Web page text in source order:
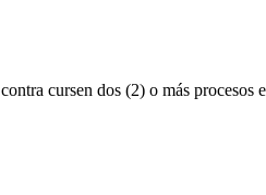
cursen dos (2) o más procesos